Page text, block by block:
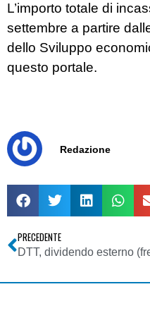
L’importo totale di
settembre a partire
dello Sviluppo
questo portale.
Redazione
PRECEDENTE